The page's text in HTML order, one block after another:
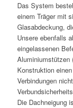
Das System
einem Träger mit
Glasabdeckung,
Unsere ebenfalls
eingelassenen
Aluminiumstützen
Konstruktion
Verbindungen
Die Dachneigung